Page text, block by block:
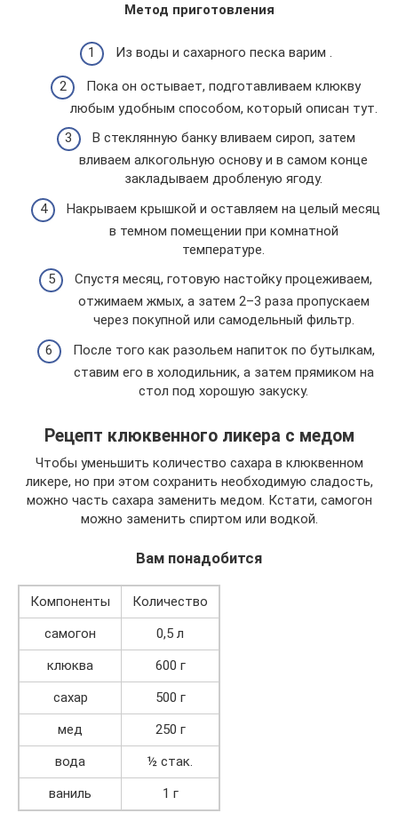
Метод приготовления
Из воды и сахарного песка варим .
Пока он остывает, подготавливаем клюкву
любым удобным способом, который описан тут.
В стеклянную банку вливаем сироп, затем
вливаем алкогольную основу и в самом конце
закладываем дробленую ягоду.
Накрываем крышкой и оставляем на целый месяц
в темном помещении при комнатной
температуре.
Спустя месяц, готовую настойку процеживаем,
отжимаем жмых, а затем 2–3 раза пропускаем
через покупной или самодельный фильтр.
После того как разольем напиток по бутылкам,
ставим его в холодильник, а затем прямиком на
стол под хорошую закуску.
Рецепт клюквенного ликера с медом
Чтобы уменьшить количество сахара в клюквенном
ликере, но при этом сохранить необходимую сладость,
можно часть сахара заменить медом. Кстати, самогон
можно заменить спиртом или водкой.
Вам понадобится
Компоненты
Количество
самогон
0,5 л
клюква
600 г
сахар
500 г
мед
250 г
вода
½ стак.
ваниль
1 г